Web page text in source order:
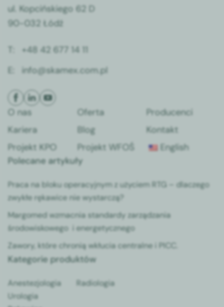
ul. Kopcińskiego 62 D
90-032 Łódź
+48 42 677 14 11
E:
info@skamex.com.pl
O nas Oferta
Producenci
Kariera
Blog
Kontakt
Projekt KPO
Projekt WFOŚ
English
Polecane artykuły
Praca na bloku operacyjnym z użyciem RTG – dlaczego
zwykłe rękawice nie wystarczą?
Margomed wzmacnia standardy zarządzania
środowiskowego i energetycznego
Zawory, które chronią wkłucia centralne i PICC.
Kategorie produktów
Anestezjologia
Urologia
Radiologia